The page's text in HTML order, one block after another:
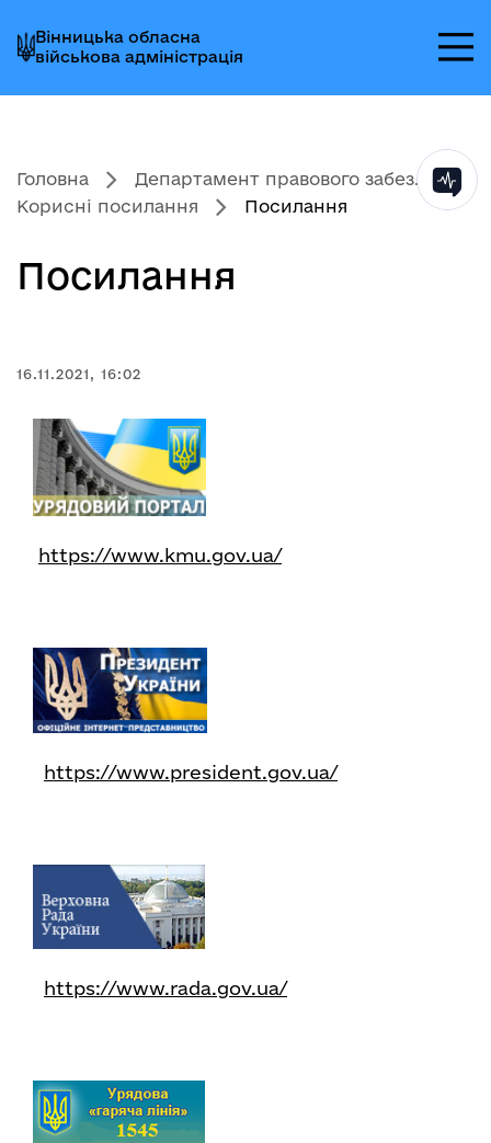
до
головного
меню
до
головного
вмісту
до
головного
колонтитула
Вінницька обласна
військова адміністрація
Головна
Департамент правового забез...
Корисні посилання
Посилання
Посилання
16.11.2021, 16:02
https://www.kmu.gov.ua/
https://www.president.gov.ua/
https://www.rada.gov.ua/